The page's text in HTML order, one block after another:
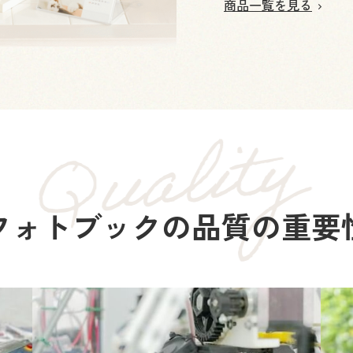
商品一覧を見る
ォトブックの品質の重要